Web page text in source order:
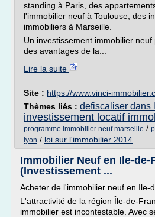
standing à Paris, des
l'immobilier neuf à Toulouse, des
immobiliers à Marseille.
Un investissement immobilier
des avantages de la...
Lire la suite
Site : https://www.vinci-
Thèmes liés : defiscaliser dans
investissement locatif
programme immobilier neuf marseille /
lyon / loi sur l'immobilier 2014
Immobilier Neuf en Ile-de-
(Investissement ...
Acheter de l'immobilier neuf en Ile-
L'attractivité de la région Île-de-
immobilier est incontestable. Avec